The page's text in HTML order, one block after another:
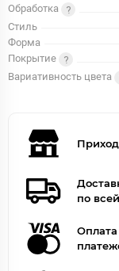
Обработка
Стиль
Форма
Покрытие
Вариативность цвета
по